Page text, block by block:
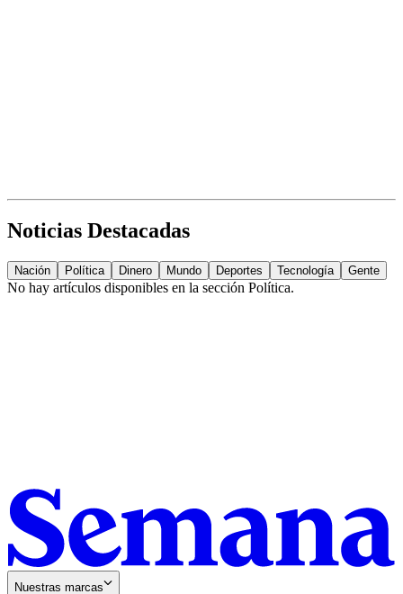
Noticias Destacadas
Nación Política Dinero Mundo Deportes Tecnología Gente
No hay artículos disponibles en la sección Política.
Nuestras marcas